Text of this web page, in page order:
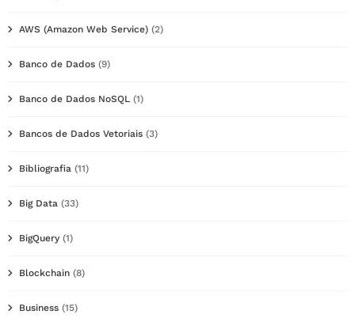
AWS (Amazon Web Service) (2)
Banco de Dados (9)
Banco de Dados NoSQL (1)
Bancos de Dados Vetoriais (3)
Bibliografia (11)
Big Data (33)
BigQuery (1)
Blockchain (8)
Business (15)